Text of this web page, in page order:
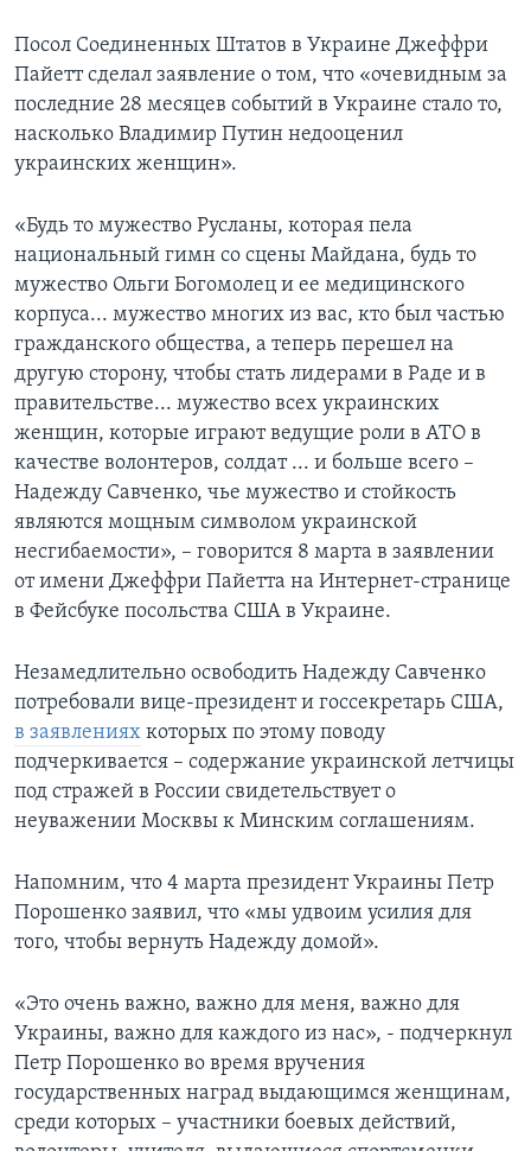
Посол Соединенных Штатов в Украине Джеффри
Пайетт сделал заявление о том, что «очевидным за
последние 28 месяцев событий в Украине стало то,
насколько Владимир Путин недооценил
украинских женщин».
«Будь то мужество Русланы, которая пела
национальный гимн со сцены Майдана, будь то
мужество Ольги Богомолец и ее медицинского
корпуса... мужество многих из вас, кто был частью
гражданского общества, а теперь перешел на
другую сторону, чтобы стать лидерами в Раде и в
правительстве... мужество всех украинских
женщин, которые играют ведущие роли в АТО в
качестве волонтеров, солдат ... и больше всего –
Надежду Савченко, чье мужество и стойкость
являются мощным символом украинской
несгибаемости», – говорится 8 марта в заявлении
от имени Джеффри Пайетта на Интернет-странице
в Фейсбуке посольства США в Украине.
Незамедлительно освободить Надежду Савченко
потребовали вице-президент и госсекретарь США,
в заявлениях которых по этому поводу
подчеркивается – содержание украинской летчицы
под стражей в России свидетельствует о
неуважении Москвы к Минским соглашениям.
Напомним, что 4 марта президент Украины Петр
Порошенко заявил, что «мы удвоим усилия для
того, чтобы вернуть Надежду домой».
«Это очень важно, важно для меня, важно для
Украины, важно для каждого из нас», - подчеркнул
Петр Порошенко во время вручения
государственных наград выдающимся женщинам,
среди которых – участники боевых действий,